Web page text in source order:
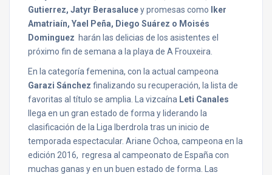
Gutierrez, Jatyr Berasalucey promesas como
Iker
Amatriaín, Yael Peña, Diego Suárez o Moisés
Dominguez harán las delicias de los asistentes el
próximo fin de semana a la playa de A Frouxeira.
En la categoría femenina, con la actual campeona
Garazi Sánchez finalizando su recuperación, la lista de
favoritas al título se amplia. La vizcaína Leti Canales
llega en un gran estado de forma y liderando la
clasificación de la Liga Iberdrola tras un inicio de
temporada espectacular. Ariane Ochoa, campeona en la
edición 2016, regresa al campeonato de España con
muchas ganas y en un buen estado de forma. Las